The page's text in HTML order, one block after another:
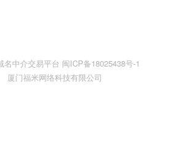
名中介交易平台 闽ICP备18025438号-1
厦门福米网络科技有限公司